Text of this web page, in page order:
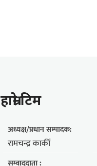
हाम्राे टिम
अध्यक्ष/प्रधान सम्पादक:
रामचन्द्र कार्की
सम्वाददाता :